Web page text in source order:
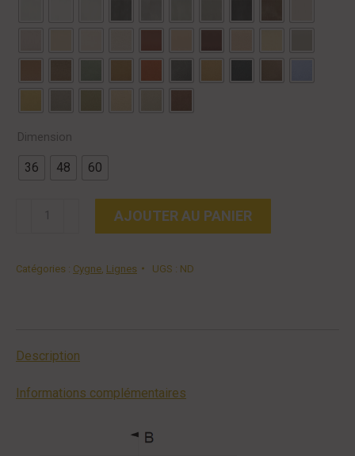
Dimension
36 48 60
quantité
|
AJOUTER AU PANIER
Catégories : Cygne Lignes UGS : ND
Description
Informations complémentaires